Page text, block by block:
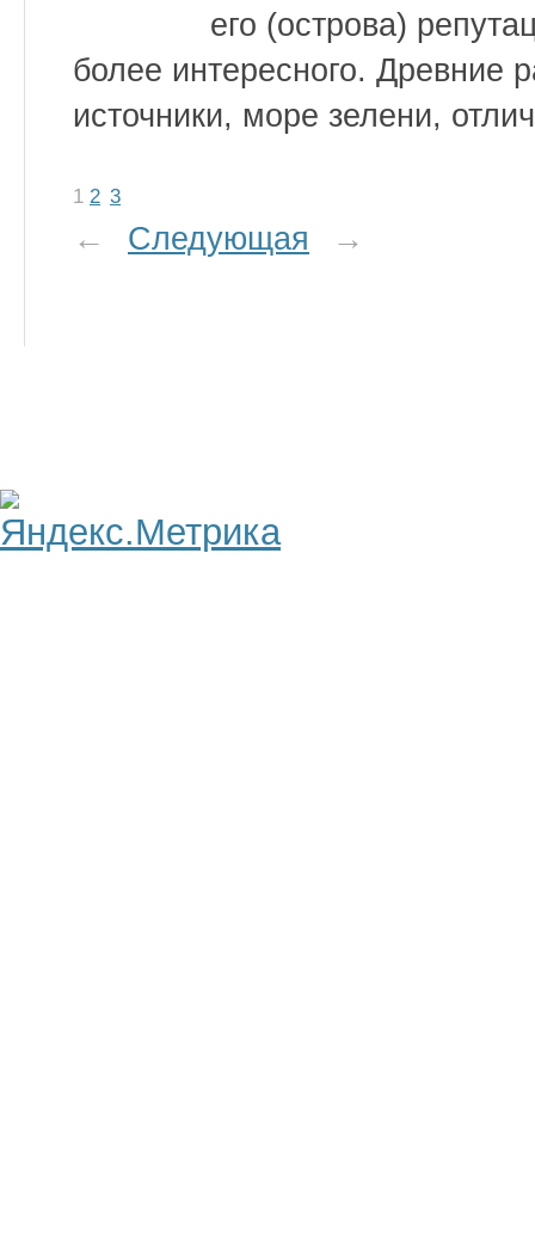
его (острова)
более интересного. Древние
источники, море зелени,
1 2 3
← Следующая →